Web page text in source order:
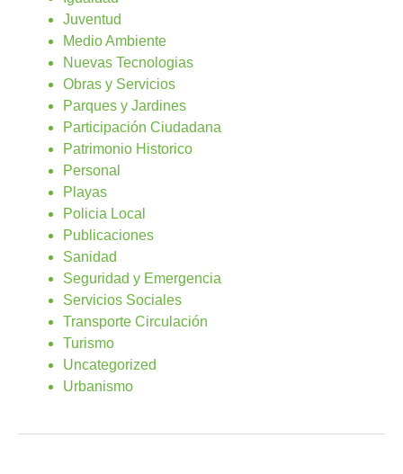
Juventud
Medio Ambiente
Nuevas Tecnologias
Obras y Servicios
Parques y Jardines
Participación Ciudadana
Patrimonio Historico
Personal
Playas
Policia Local
Publicaciones
Sanidad
Seguridad y Emergencia
Servicios Sociales
Transporte Circulación
Turismo
Uncategorized
Urbanismo